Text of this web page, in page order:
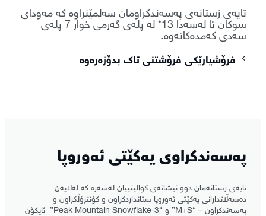
تایەی زستانەی پەسەندکراومان سەلمێنراوە کە مەودای
سوکان تا لەسەدا 13* لە پلەی گەرمی خوار 7 پلەی
سەدی کەمدەکاتەوە.
فرۆشیارێکی فرۆشتنی تاک بدۆزەرەوە
پەسەندکراوی یەکێتی ئەوروپا
تایەی زستانەمان دوو نیشانەی کوالیتییان لەسەرە کە لەلایەن
دەسەڵاتدارانی یەکێتی ئەوروپا ستانداردکراون و کۆنترۆڵکراون و
پەسەندکراون – “M+S” و “3-Peak Mountain Snowflake” ئایکۆن